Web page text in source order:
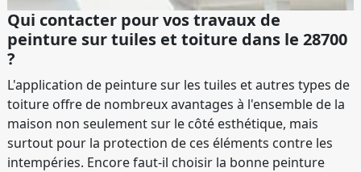
Qui contacter pour vos travaux de
peinture sur tuiles et toiture dans le 28700
?
L'application de peinture sur les tuiles et autres types de
toiture offre de nombreux avantages à l'ensemble de la
maison non seulement sur le côté esthétique, mais
surtout pour la protection de ces éléments contre les
intempéries. Encore faut-il choisir la bonne peinture